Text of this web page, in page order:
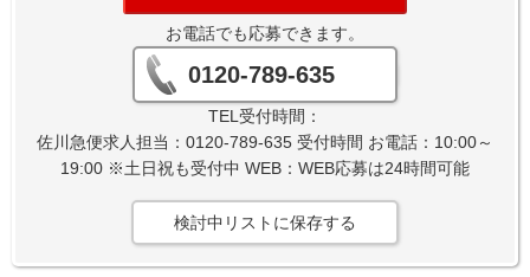
お電話でも応募できます。
0120-789-635
TEL受付時間：
佐川急便求人担当：0120-789-635 受付時間 お電話：10:00～
19:00 ※土日祝も受付中 WEB：WEB応募は24時間可能
検討中リストに保存する